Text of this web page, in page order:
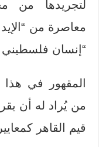
لتجريدها من
معاصرة من
“إنسان فلسطيني
المقهور في
من يُراد له أن
قيم القاهر